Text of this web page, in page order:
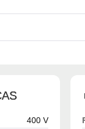
400 V